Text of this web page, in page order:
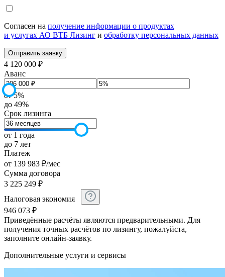
Согласен на получение информации о продуктах
и услугах АО ВТБ Лизинг и обработку персональных данных
4 120 000 ₽
Аванс
от 5%
до 49%
Срок лизинга
от 1 года
до 7 лет
Платеж
от 139 983 ₽/мес
Сумма договора
3 225 249 ₽
Налоговая экономия
946 073 ₽
Приведённые расчёты являются предварительными. Для
получения точных расчётов по лизингу, пожалуйста,
заполните онлайн-заявку.
Дополнительные услуги и сервисы